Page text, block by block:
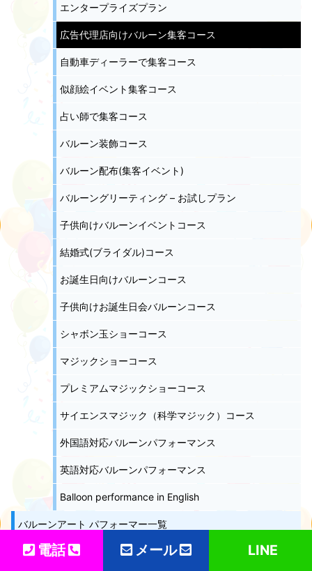
エンタープライズプラン
広告代理店向けバルーン集客コース
自動車ディーラーで集客コース
似顔絵イベント集客コース
占い師で集客コース
バルーン装飾コース
バルーン配布(集客イベント)
バルーングリーティング – お試しプラン
子供向けバルーンイベントコース
結婚式(ブライダル)コース
お誕生日向けバルーンコース
子供向けお誕生日会バルーンコース
シャボン玉ショーコース
マジックショーコース
プレミアムマジックショーコース
サイエンスマジック（科学マジック）コース
外国語対応バルーンパフォーマンス
英語対応バルーンパフォーマンス
Balloon performance in English
バルーンアート パフォーマー一覧
バルーンパフォーマーランキング
電話 メール LINE